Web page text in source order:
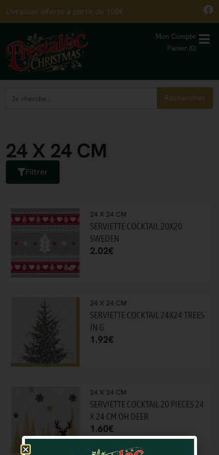
Livraison offerte à partir de 100€
Mon Compte
Panier (0)
Rechercher
24 X 24 CM
Filtrer
24 X 24 CM
SERVIETTE COCKTAIL 20X20
SWEDEN
2.02€
24 X 24 CM
SERVIETTE COCKTAIL 24X24 TREES
IN G
1.92€
24 X 24 CM
SERVIETTE COCKTAIL 20 PIECES 24
X 24 CM OH DEER
1.60€